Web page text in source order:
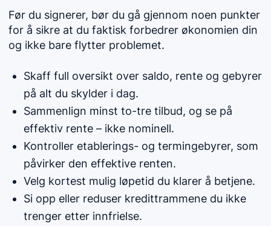
Før du signerer, bør du gå gjennom noen punkter
for å sikre at du faktisk forbedrer økonomien din
og ikke bare flytter problemet.
Skaff full oversikt over saldo, rente og gebyrer
på alt du skylder i dag.
Sammenlign minst to-tre tilbud, og se på
effektiv rente – ikke nominell.
Kontroller etablerings- og termingebyrer, som
påvirker den effektive renten.
Velg kortest mulig løpetid du klarer å betjene.
Si opp eller reduser kredittrammene du ikke
trenger etter innfrielse.